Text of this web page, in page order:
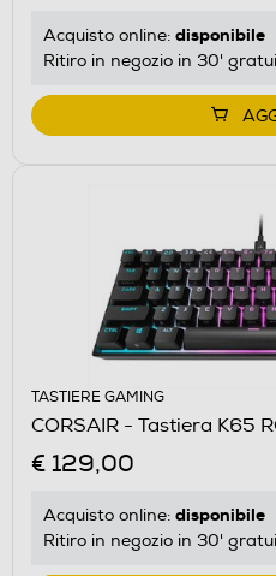
Acquisto online: disponibile
Ritiro in negozio in 30'
TASTIERE GAMING
CORSAIR - Tastiera K65
€ 129,00
Acquisto online: disponibile
Ritiro in negozio in 30'